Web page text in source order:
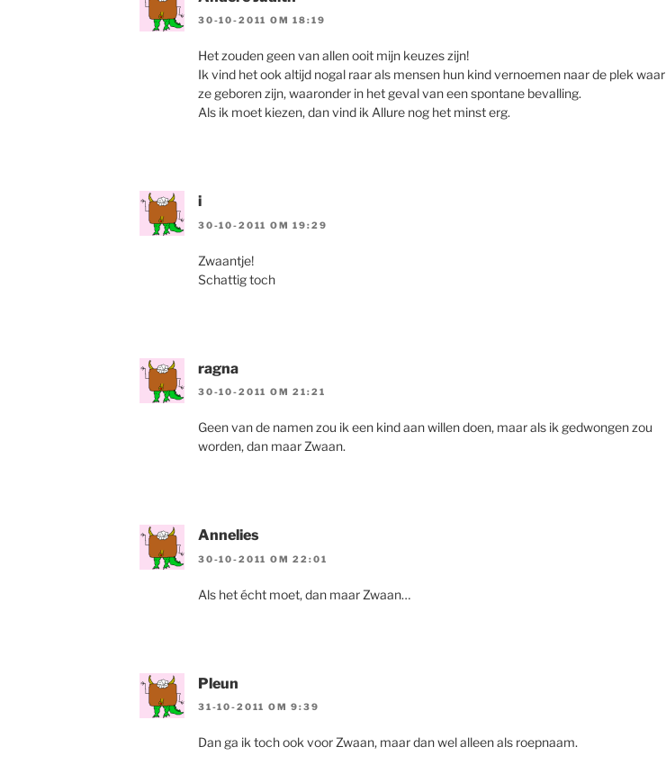
30-10-2011 OM 18:19
Het zouden geen van allen ooit mijn keuzes zijn!
Ik vind het ook altijd nogal raar als mensen hun kind vernoemen naar de plek waar
ze geboren zijn, waaronder in het geval van een spontane bevalling.
Als ik moet kiezen, dan vind ik Allure nog het minst erg.
i
30-10-2011 OM 19:29
Zwaantje!
Schattig toch
ragna
30-10-2011 OM 21:21
Geen van de namen zou ik een kind aan willen doen, maar als ik gedwongen zou
worden, dan maar Zwaan.
Annelies
30-10-2011 OM 22:01
Als het écht moet, dan maar Zwaan…
Pleun
31-10-2011 OM 9:39
Dan ga ik toch ook voor Zwaan, maar dan wel alleen als roepnaam.